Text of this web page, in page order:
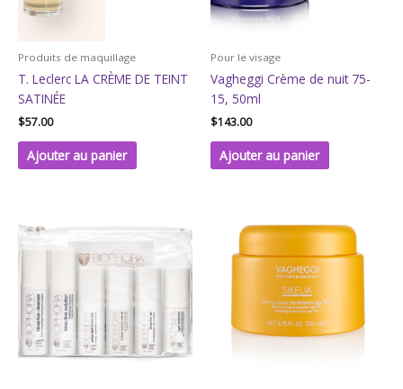
Produits de maquillage
T. Leclerc LA CRÈME DE TEINT
SATINÉE
$57.00
Ajouter au panier
Pour le visage
Vagheggi Crème de nuit 75-
15, 50ml
$143.00
Ajouter au panier